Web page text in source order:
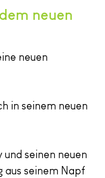
neuen
neuen
in seinem neuen
und seinen neuen
aus seinem Napf